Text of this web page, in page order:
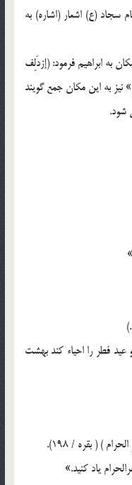
سجاد (ع) اشعار (اشاره) به
به ابراهیم فرمود: (إزدَلِف
نیز به این مکان جمع گویند
شود.
فطر را احیاء کند بهشت
) ( بقره / 198).
یاد کنید.»